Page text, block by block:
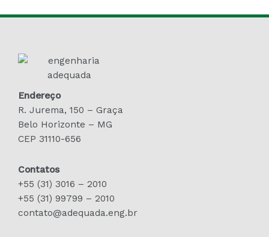
Endereço
R. Jurema, 150 – Graça
Belo Horizonte – MG
CEP 31110-656
Contatos
+55 (31) 3016 – 2010
+55 (31) 99799 – 2010
contato@adequada.eng.br